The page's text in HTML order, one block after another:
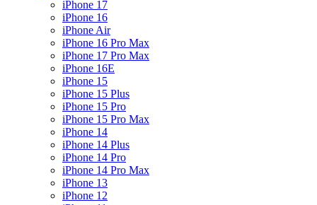
iPhone 17
iPhone 16
iPhone Air
iPhone 16 Pro Max
iPhone 17 Pro Max
iPhone 16E
iPhone 15
iPhone 15 Plus
iPhone 15 Pro
iPhone 15 Pro Max
iPhone 14
iPhone 14 Plus
iPhone 14 Pro
iPhone 14 Pro Max
iPhone 13
iPhone 12